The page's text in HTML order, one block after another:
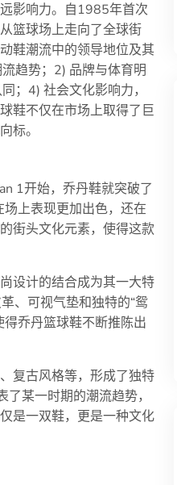
影响力。自1985年首次
篮球场上走向了全球街
鞋潮流中的领导地位及其
趋势；2) 品牌与体育明
；4) 社会文化影响力，
鞋不仅在市场上取得了巨
标。
1开始，乔丹鞋就突破了
上表现更加出色，还在
街头文化元素，使得这款
设计的结合成为其一大特
、可视气垫和独特的“鸳
乔丹篮球鞋不断推陈出
复古风格等，形成了独特
某一时期的潮流趋势，
是一双鞋，更是一种文化